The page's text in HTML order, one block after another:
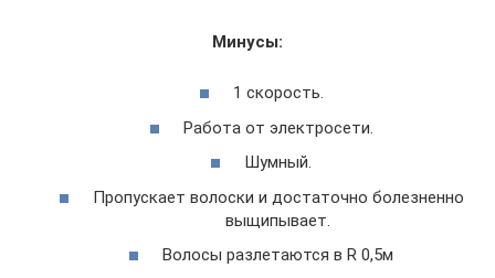
Минусы:
1 скорость.
Работа от электросети.
Шумный.
Пропускает волоски и достаточно болезненно
выщипывает.
Волосы разлетаются в R 0,5м